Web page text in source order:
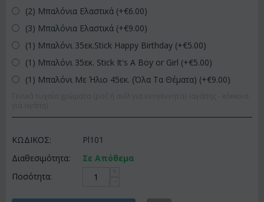
(2) Μπαλόνια Ελαστικά (+€6.00)
(3) Μπαλόνια Ελαστικά (+€9.00)
(1) Μπαλόνι 35εκ.Stick Happy Birthday (+€5.00)
(1) Μπαλόνι 35εκ. Stick It's A Boy or Girl (+€5.00)
(1) Μπαλόνι Με Ήλιο 45εκ. (Όλα Τα Θέματα) (+€9.00)
ΚΩΔΙΚΟΣ:
Pl101
Διαθεσιμότητα:
Σε Απόθεμα
Ποσότητα: